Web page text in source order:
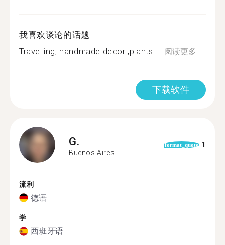
我喜欢谈论的话题
Travelling, handmade decor ,plants.....阅读更多
下载软件
G.
Buenos Aires
format_quote 1
流利
德语
学
西班牙语